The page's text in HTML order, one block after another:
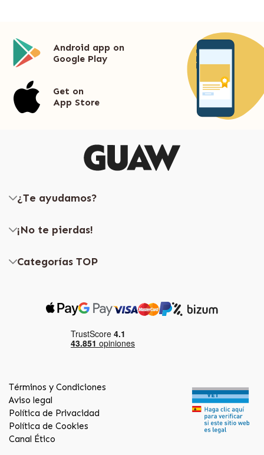
Android app on
Google Play
Get on
App Store
¿Te ayudamos?
¡No te pierdas!
Categorías TOP
Términos y Condiciones
Aviso legal
Política de Privacidad
Política de Cookies
Canal Ético